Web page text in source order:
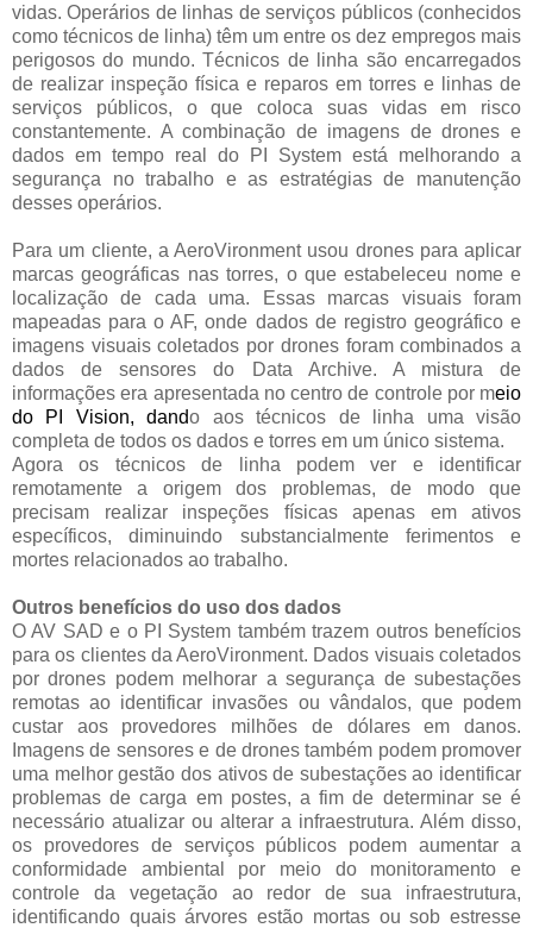
vidas. Operários de linhas de serviços públicos (conhecidos
como técnicos de linha) têm um entre os dez empregos mais
perigosos do mundo. Técnicos de linha são encarregados
de realizar inspeção física e reparos em torres e linhas de
serviços públicos, o que coloca suas vidas em risco
constantemente. A combinação de imagens de drones e
dados em tempo real do PI System está melhorando a
segurança no trabalho e as estratégias de manutenção
desses operários.
Para um cliente, a AeroVironment usou drones para aplicar
marcas geográficas nas torres, o que estabeleceu nome e
localização de cada uma. Essas marcas visuais foram
mapeadas para o AF, onde dados de registro geográfico e
imagens visuais coletados por drones foram combinados a
dados de sensores do Data Archive. A mistura de
informações era apresentada no centro de controle por meio
do PI Vision, dando aos técnicos de linha uma visão
completa de todos os dados e torres em um único sistema.
Agora os técnicos de linha podem ver e identificar
remotamente a origem dos problemas, de modo que
precisam realizar inspeções físicas apenas em ativos
específicos, diminuindo substancialmente ferimentos e
mortes relacionados ao trabalho.
Outros benefícios do uso dos dados
O AV SAD e o PI System também trazem outros benefícios
para os clientes da AeroVironment. Dados visuais coletados
por drones podem melhorar a segurança de subestações
remotas ao identificar invasões ou vândalos, que podem
custar aos provedores milhões de dólares em danos.
Imagens de sensores e de drones também podem promover
uma melhor gestão dos ativos de subestações ao identificar
problemas de carga em postes, a fim de determinar se é
necessário atualizar ou alterar a infraestrutura. Além disso,
os provedores de serviços públicos podem aumentar a
conformidade ambiental por meio do monitoramento e
controle da vegetação ao redor de sua infraestrutura,
identificando quais árvores estão mortas ou sob estresse